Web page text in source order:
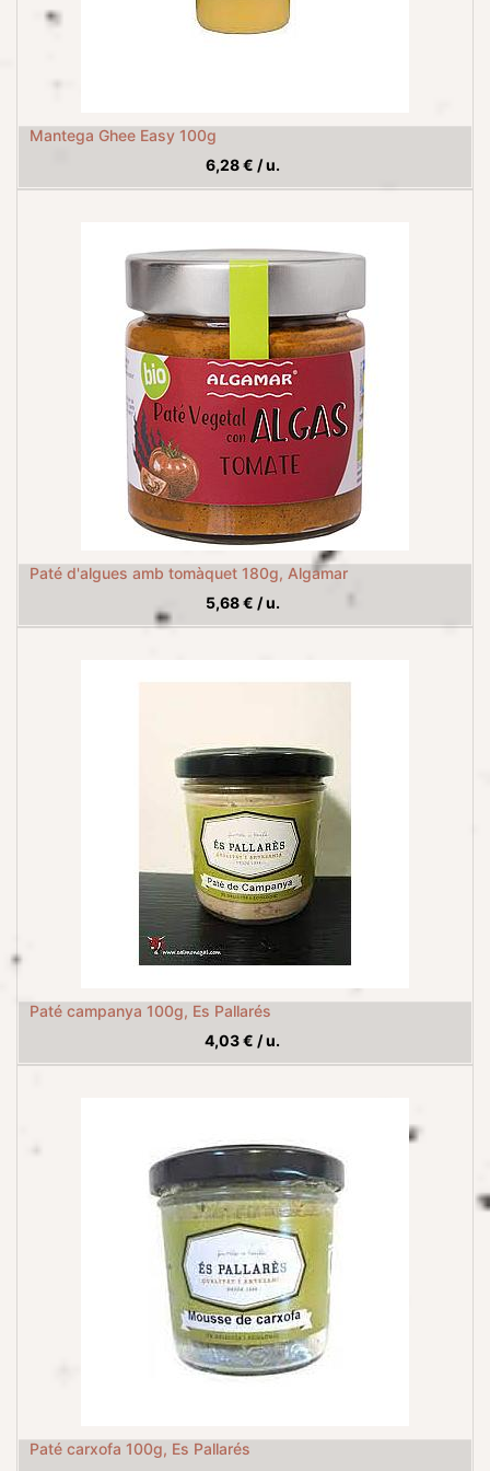
Mantega Ghee Easy 100g
6,28€ /u.
Paté d'algues amb tomàquet 180g, Algamar
5,68€ /u.
Paté campanya 100g, Es Pallarés
4,03€ /u.
Paté carxofa 100g, Es Pallarés